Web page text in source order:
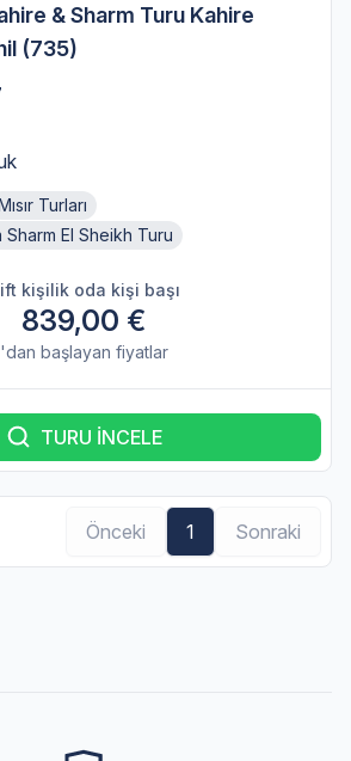
& Sharm Turu Kahire
(735)
Turları
El Sheikh Turu
kişilik oda kişi başı
839,00 €
'dan başlayan fiyatlar
TURU İNCELE
Önceki 1 Sonraki